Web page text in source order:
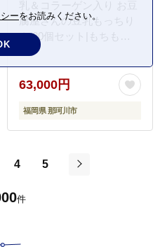
乳＆コラーゲン入り お豆
腐屋さんの豆乳もっちり
ん 20個セット|もちもち
モチモチ もっちり もっち
もち 豆乳入り 豆乳 パン
豆腐 愛しとーと スイーツ
国産大豆 五ヶ山豆腐 冷凍
送料無料 福岡県 那珂川市
63,000円
福岡県 那珂川市
4
5
件
ーをお読みください。